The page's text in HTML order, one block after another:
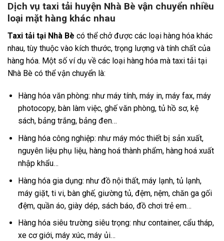
Dịch vụ taxi tải huyện Nhà Bè vận chuyển nhiều
loại mặt hàng khác nhau
Taxi tải tại Nhà Bè có thể chở được các loại hàng hóa khác
nhau, tùy thuộc vào kích thước, trọng lượng và tính chất của
hàng hóa. Một số ví dụ về các loại hàng hóa mà taxi tải tại
Nhà Bè có thể vận chuyển là:
Hàng hóa văn phòng: như máy tính, máy in, máy fax, máy
photocopy, bàn làm việc, ghế văn phòng, tủ hồ sơ, kệ
sách, bảng trắng, bảng đen…
Hàng hóa công nghiệp: như máy móc thiết bị sản xuất,
nguyên liệu phụ liệu, hàng hoá thành phẩm, hàng hoá xuất
nhập khẩu…
Hàng hóa gia dụng: như đồ nội thất, máy lạnh, tủ lạnh,
máy giặt, ti vi, bàn ghế, giường tủ, đệm, nệm, chăn ga gối
đệm, quần áo, giày dép, sách báo, đồ chơi trẻ em…
Hàng hóa siêu trường siêu trọng: như container, cẩu tháp,
xe cơ giới, máy xúc, máy ủi…